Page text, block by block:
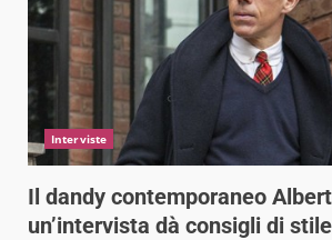
Interviste
Il dandy contemporaneo
un’intervista dà consigli di stile